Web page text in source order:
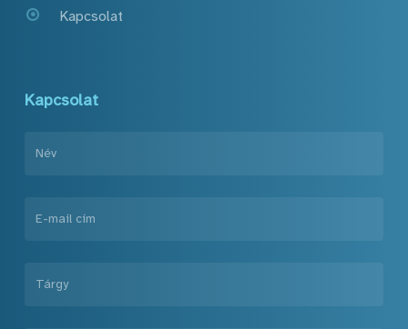
Kapcsolat
Kapcsolat